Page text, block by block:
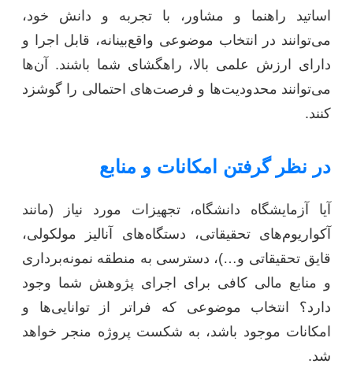
اساتید راهنما و مشاور، با تجربه و دانش خود،
می‌توانند در انتخاب موضوعی واقع‌بینانه، قابل اجرا و
دارای ارزش علمی بالا، راهگشای شما باشند. آن‌ها
می‌توانند محدودیت‌ها و فرصت‌های احتمالی را گوشزد
کنند.
در نظر گرفتن امکانات و منابع
آیا آزمایشگاه دانشگاه، تجهیزات مورد نیاز (مانند
آکواریوم‌های تحقیقاتی، دستگاه‌های آنالیز مولکولی،
قایق تحقیقاتی و…)، دسترسی به منطقه نمونه‌برداری
و منابع مالی کافی برای اجرای پژوهش شما وجود
دارد؟ انتخاب موضوعی که فراتر از توانایی‌ها و
امکانات موجود باشد، به شکست پروژه منجر خواهد
شد.